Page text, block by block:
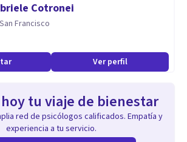
Cotronei
San Francisco
Ver perfil
tu viaje de bienestar
red de psicólogos calificados. Empatía y
experiencia a tu servicio.